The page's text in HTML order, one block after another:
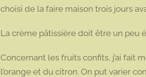
choisi de la faire maison trois jours
La crème pâtissière doit être un peu
Concernant les fruits confits, j’ai fait
l’orange et du citron. On put varier